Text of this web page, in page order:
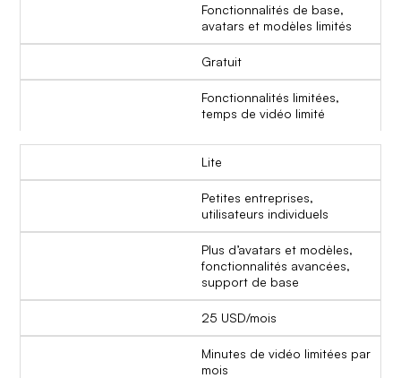
Fonctionnalités de base,
avatars et modèles limités
Gratuit
Fonctionnalités limitées,
temps de vidéo limité
Lite
Petites entreprises,
utilisateurs individuels
Plus d’avatars et modèles,
fonctionnalités avancées,
support de base
25 USD/mois
Minutes de vidéo limitées par
mois